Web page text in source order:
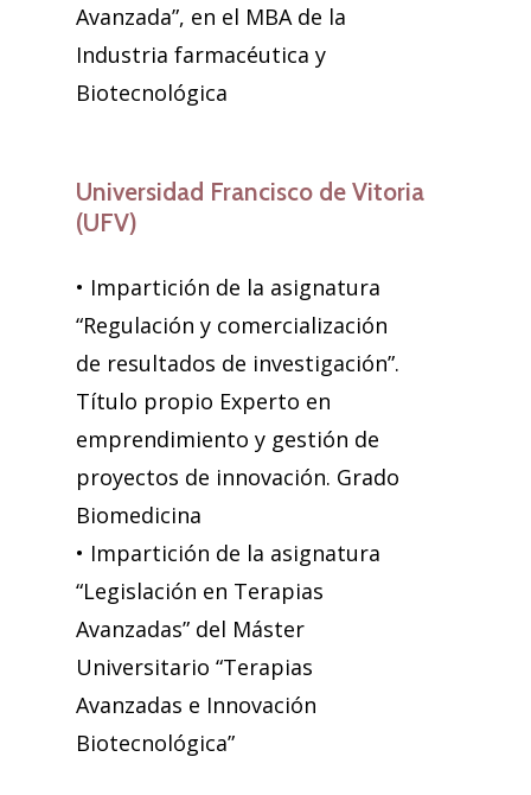
Avanzada”, en el MBA de la
Industria farmacéutica y
Biotecnológica
Universidad Francisco de Vitoria
(UFV)
• Impartición de la asignatura
“Regulación y comercialización
de resultados de investigación”.
Título propio Experto en
emprendimiento y gestión de
proyectos de innovación. Grado
Biomedicina
• Impartición de la asignatura
“Legislación en Terapias
Avanzadas” del Máster
Universitario “Terapias
Avanzadas e Innovación
Biotecnológica”